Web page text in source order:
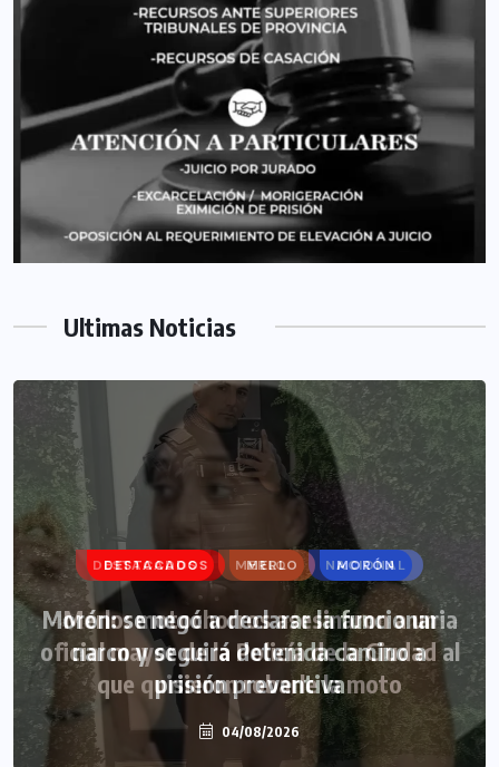
Ultimas Noticias
DESTACADOS MERLO MORÓN
Morón: se negó a declarar la funcionaria
narco y seguirá detenida camino a
prisión preventiva
04/08/2026